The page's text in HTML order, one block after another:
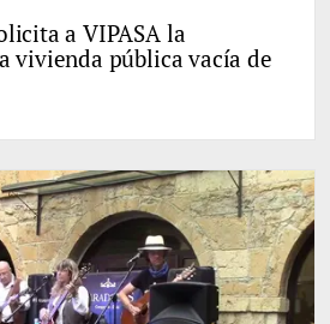
a VIPASA la
vivienda pública vacía de